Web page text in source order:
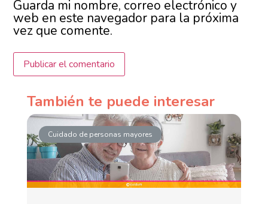
Guarda mi nombre, correo electrónico y
web en este navegador para la próxima
vez que comente.
También te puede interesar
Cuidado de personas mayores